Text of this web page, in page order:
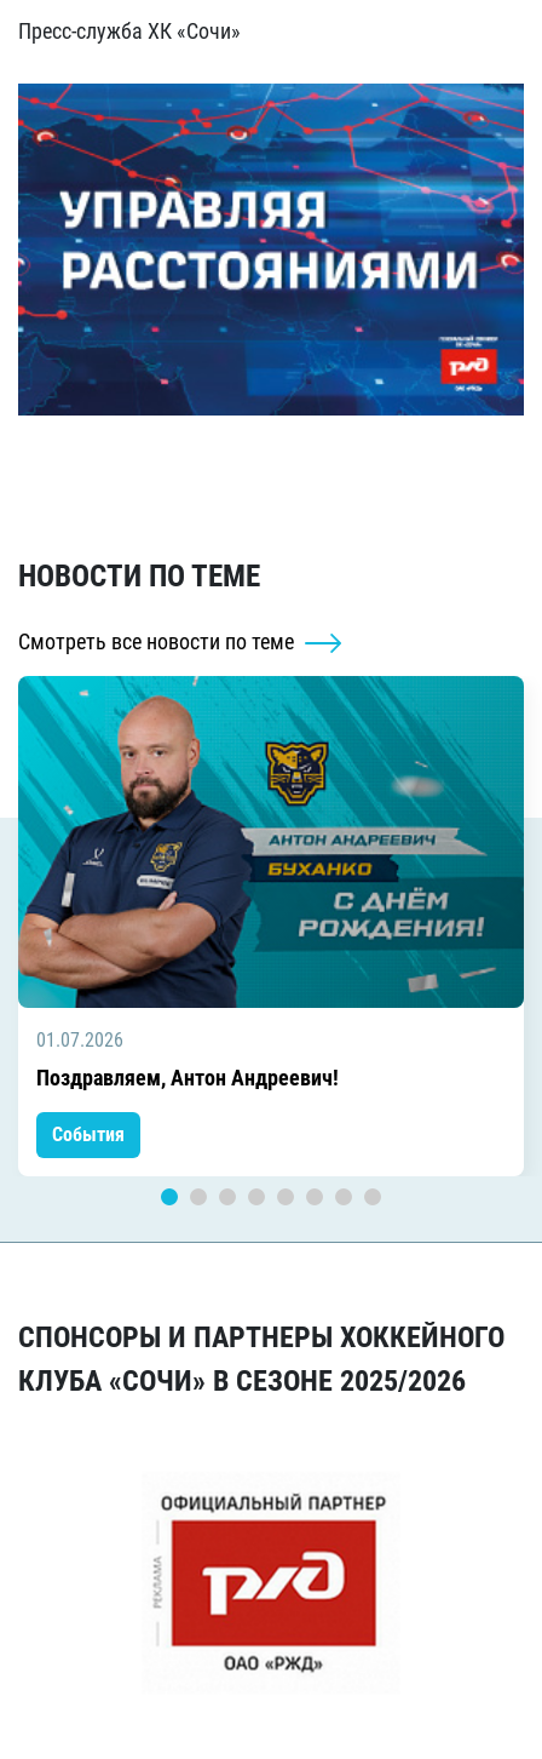
Пресс-служба ХК «Сочи»
НОВОСТИ ПО ТЕМЕ
Смотреть все новости по теме
01.07.2026
Поздравляем, Антон Андреевич!
События
СПОНСОРЫ И ПАРТНЕРЫ ХОККЕЙНОГО
КЛУБА «СОЧИ» В СЕЗОНЕ 2025/2026